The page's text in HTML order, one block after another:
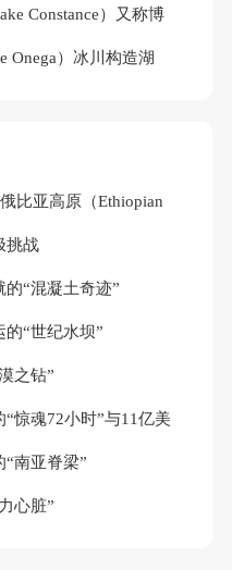
Constance）又称博
Onega）冰川构造湖
比亚高原（Ethiopian
挑战
“混凝土奇迹”
“世纪水坝”
之钻”
惊魂72小时”与11亿美
南亚脊梁”
心脏”